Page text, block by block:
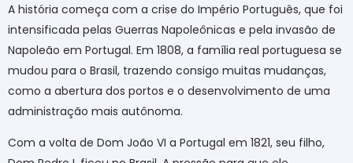
A história começa com a crise do Império Português, que foi
intensificada pelas Guerras Napoleônicas e pela invasão de
Napoleão em Portugal. Em 1808, a família real portuguesa se
mudou para o Brasil, trazendo consigo muitas mudanças,
como a abertura dos portos e o desenvolvimento de uma
administração mais autônoma.
Com a volta de Dom João VI a Portugal em 1821, seu filho,